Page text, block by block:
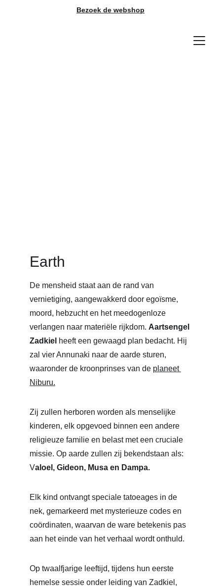
Bezoek de webshop
Earth
De mensheid staat aan de rand van
vernietiging, aangewakkerd door egoïsme,
moord, hebzucht en het meedogenloze
verlangen naar materiële rijkdom. Aartsengel
Zadkiel heeft een gewaagd plan bedacht. Hij
zal vier Annunaki naar de aarde sturen,
waaronder de kroonprinses van de planeet
Niburu.
Zij zullen herboren worden als menselijke
kinderen, elk opgevoed binnen een andere
religieuze familie en belast met een cruciale
missie. Op aarde zullen zij bekendstaan als:
Valoel, Gideon, Musa en Dampa.
Elk kind ontvangt speciale tatoeages in de
nek, gemarkeerd met mysterieuze codes en
coördinaten, waarvan de ware betekenis pas
aan het einde van het verhaal wordt onthuld.
Op twaalfjarige leeftijd, tijdens hun eerste
hemelse sessie onder leiding van Zadkiel,